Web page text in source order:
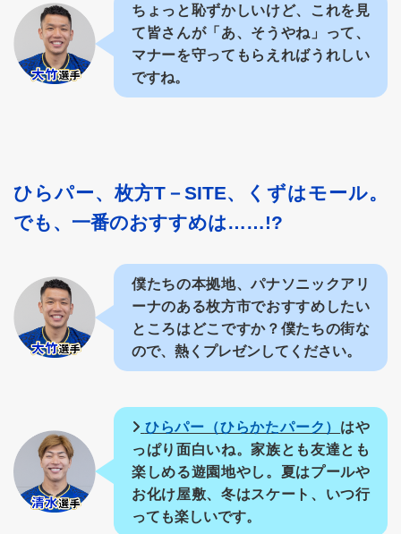
ちょっと恥ずかしいけど、これを見
て皆さんが「あ、そうやね」って、
マナーを守ってもらえればうれしい
ですね。
ひらパー、枚方T－SITE、くずはモール。
でも、一番のおすすめは……!?
僕たちの本拠地、パナソニックアリ
ーナのある枚方市でおすすめしたい
ところはどこですか？僕たちの街な
ので、熱くプレゼンしてください。
ひらパー（ひらかたパーク） はや
っぱり面白いね。家族とも友達とも
楽しめる遊園地やし。夏はプールや
お化け屋敷、冬はスケート、いつ行
っても楽しいです。